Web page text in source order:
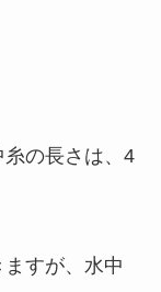
の長さは、4
すが、水中